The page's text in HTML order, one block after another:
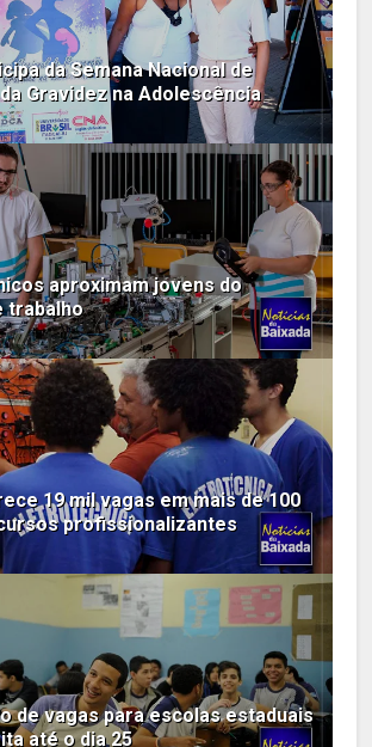
da Semana Nacional de
Gravidez na Adolescência
aproximam jovens do
trabalho
19 mil vagas em mais de 100
profissionalizantes
de vagas para escolas estaduais
até o dia 25